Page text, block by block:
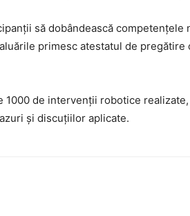
să dobândească
primesc atestatul de
de intervenții robotice
și discuțiilor aplicate.